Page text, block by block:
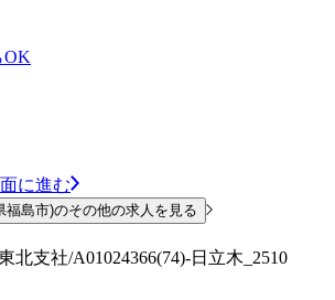
OK
に進む
福島市)のその他の求人を見る
北支社/A01024366(74)-日立木_2510